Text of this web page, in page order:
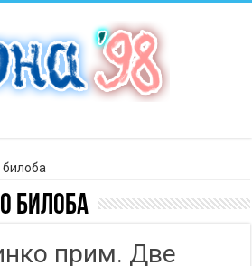
билоба
билоба
прим. Две